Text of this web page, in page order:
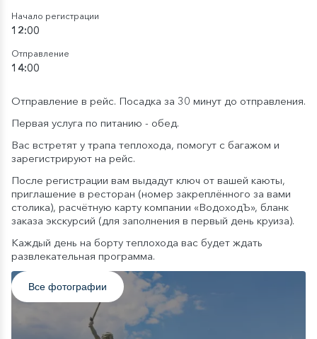
Начало регистрации
12:00
Отправление
14:00
Отправление в рейс. Посадка за 30 минут до отправления.
Первая услуга по питанию - обед.
Вас встретят у трапа теплохода, помогут с багажом и
зарегистрируют на рейс.
После регистрации вам выдадут ключ от вашей каюты,
приглашение в ресторан (номер закреплённого за вами
столика), расчётную карту компании «ВодоходЪ», бланк
заказа экскурсий (для заполнения в первый день круиза).
Каждый день на борту теплохода вас будет ждать
развлекательная программа.
Все фотографии